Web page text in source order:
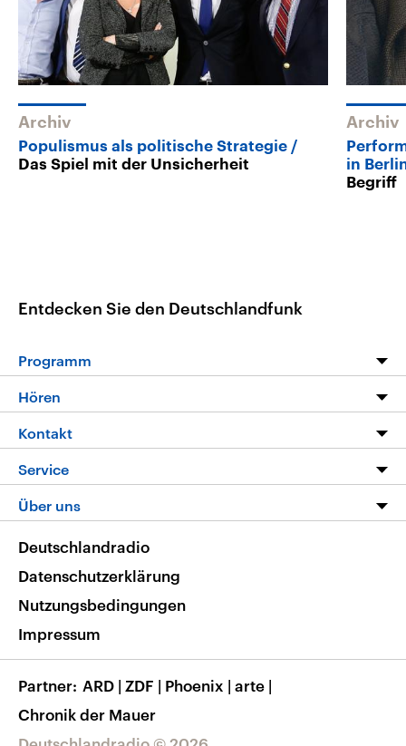
Archiv
Populismus als politische Strategie
Das Spiel mit der Unsicherheit
Archiv
in
Begriff
Entdecken Sie den Deutschlandfunk
Programm
Programm
Die Nachrichten
Nachrichtenleicht
Neue Beiträge auf dlf.de
Hören
Livestream
Podcasts
Deutschlandfunk App
Nachrichten App
Frequenzen
Kontakt
Hörerservice
Service
FAQ
Veranstaltungen
Musikliste
RSS
Über uns
Barrierefreiheit
Deutschlandradio
Datenschutzerklärung
Nutzungsbedingungen
Impressum
Partner ARD | ZDF | Phoenix | arte |
Chronik der Mauer